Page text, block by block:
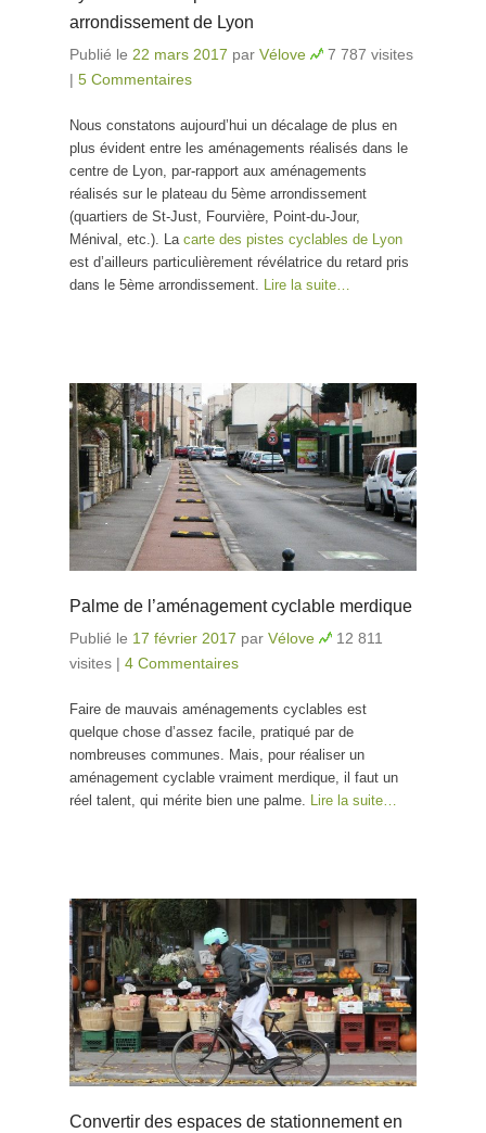
arrondissement de Lyon
Publié le 22 mars 2017 par Vélove
7 787 visites
| 5 Commentaires
Nous constatons aujourd’hui un décalage de plus en
plus évident entre les aménagements réalisés dans le
centre de Lyon, par-rapport aux aménagements
réalisés sur le plateau du 5ème arrondissement
(quartiers de St-Just, Fourvière, Point-du-Jour,
Ménival, etc.). La carte des pistes cyclables de Lyon
est d’ailleurs particulièrement révélatrice du retard pris
dans le 5ème arrondissement. Lire la suite…
Palme de l’aménagement cyclable merdique
Publié le 17 février 2017 par Vélove
12 811
visites | 4 Commentaires
Faire de mauvais aménagements cyclables est
quelque chose d’assez facile, pratiqué par de
nombreuses communes. Mais, pour réaliser un
aménagement cyclable vraiment merdique, il faut un
réel talent, qui mérite bien une palme. Lire la suite…
Convertir des espaces de stationnement en